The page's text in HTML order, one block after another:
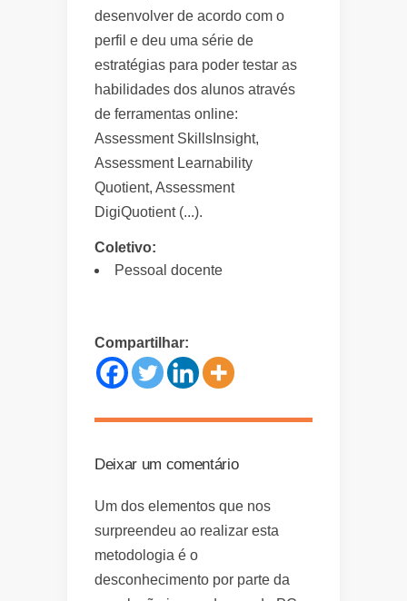
desenvolver de acordo com o
perfil e deu uma série de
estratégias para poder testar as
habilidades dos alunos através
de ferramentas online:
Assessment SkillsInsight,
Assessment Learnability
Quotient, Assessment
DigiQuotient (...).
Compartilhar:
Coletivo:
Pessoal docente
Deixar um comentário
Um dos elementos que nos
surpreendeu ao realizar esta
metodologia é o
desconhecimento por parte da